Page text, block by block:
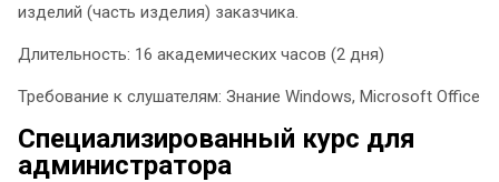
изделий (часть изделия) заказчика.
Длительность: 16 академических часов (2 дня)
Требование к слушателям: Знание Windows, Microsoft Officе
Специализированный курс для
администратора